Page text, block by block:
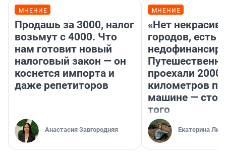
МНЕНИЕ
Продашь за 3000, налог
возьмут с 4000. Что
нам готовит новый
налоговый закон — он
коснется импорта и
даже репетиторов
Анастасия Завгородняя
МНЕНИЕ
«Нет
городов, есть
проехали 2000
километров по
машине —
того
Екатерина